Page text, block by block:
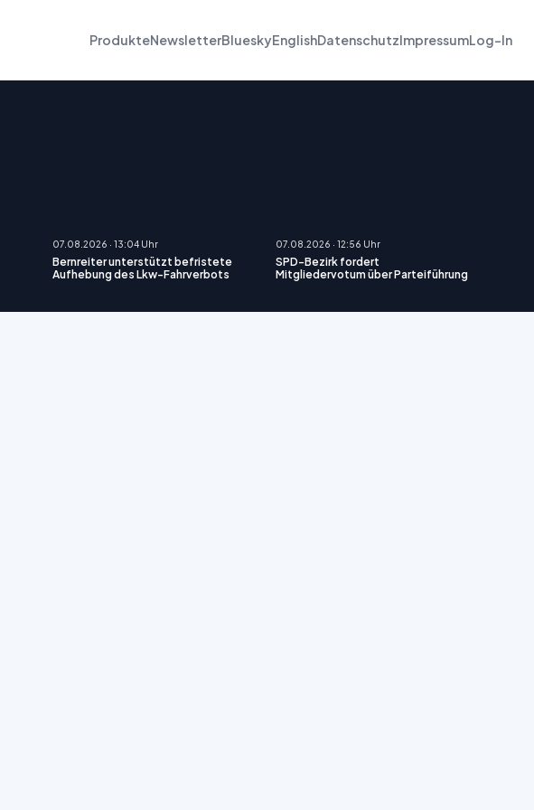
ProdukteNewsletterBlueskyEnglishDatenschutzImpressumLog-In
07.08.2026 · 13:04 Uhr
Bernreiter unterstützt befristete
Aufhebung des Lkw-Fahrverbots
07.08.2026 · 12:56 Uhr
SPD-Bezirk fordert
Mitgliedervotum über Parteiführung